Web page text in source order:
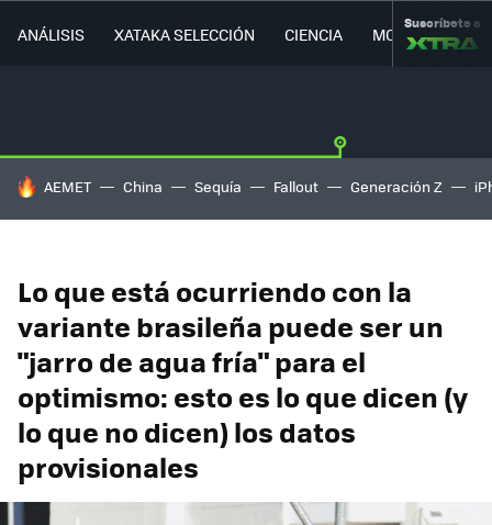
ANÁLISIS XATAKA SELECCIÓN CIENCIA MOVILIDAD
Suscríbete a
HOY SE HABLA DE
AEMET China Sequía Fallout Generación Z
Lo que está ocurriendo con la
variante brasileña puede ser un
"jarro de agua fría" para el
optimismo: esto es lo que dicen (y
lo que no dicen) los datos
provisionales